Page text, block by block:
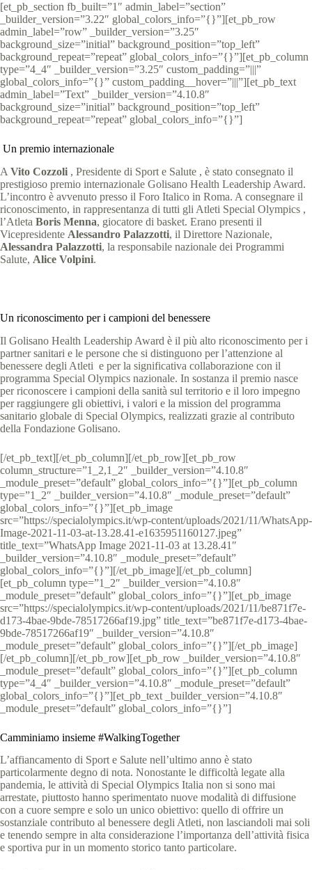
[et_pb_section fb_built=”1″ admin_label=”section”
_builder_version=”3.22″ global_colors_info=”{}”][et_pb_row
admin_label=”row” _builder_version=”3.25″
background_size=”initial” background_position=”top_left”
background_repeat=”repeat” global_colors_info=”{}”][et_pb_column
type=”4_4″ _builder_version=”3.25″ custom_padding=”|||”
global_colors_info=”{}” custom_padding__hover=”|||”][et_pb_text
admin_label=”Text” _builder_version=”4.10.8″
background_size=”initial” background_position=”top_left”
background_repeat=”repeat” global_colors_info=”{}”]
Un premio internazionale
A Vito Cozzoli , Presidente di Sport e Salute , è stato consegnato il
prestigioso premio internazionale Golisano Health Leadership Award.
L’incontro è avvenuto presso il Foro Italico in Roma. A consegnare il
riconoscimento, in rappresentanza di tutti gli Atleti Special Olympics ,
l’Atleta Boris Menna, giocatore di basket. Erano presenti il
Vicepresidente Alessandro Palazzotti, il Direttore Nazionale,
Alessandra Palazzotti, la responsabile nazionale dei Programmi
Salute, Alice Volpini.
Un riconoscimento per i campioni del benessere
Il Golisano Health Leadership Award è il più alto riconoscimento per i
partner sanitari e le persone che si distinguono per l’attenzione al
benessere degli Atleti e per la significativa collaborazione con il
programma Special Olympics nazionale. In sostanza il premio nasce
per riconoscere i campioni della sanità sul territorio e il loro impegno
per raggiungere gli obiettivi, i valori e la mission del programma
sanitario globale di Special Olympics, realizzati grazie al contributo
della Fondazione Golisano.
[/et_pb_text][/et_pb_column][/et_pb_row][et_pb_row
column_structure=”1_2,1_2″ _builder_version=”4.10.8″
_module_preset=”default” global_colors_info=”{}”][et_pb_column
type=”1_2″ _builder_version=”4.10.8″ _module_preset=”default”
global_colors_info=”{}”][et_pb_image
src=”https://specialolympics.it/wp-content/uploads/2021/11/WhatsApp-
Image-2021-11-03-at-13.28.41-e1635951160127.jpeg”
title_text=”WhatsApp Image 2021-11-03 at 13.28.41″
_builder_version=”4.10.8″ _module_preset=”default”
global_colors_info=”{}”][/et_pb_image][/et_pb_column]
[et_pb_column type=”1_2″ _builder_version=”4.10.8″
_module_preset=”default” global_colors_info=”{}”][et_pb_image
src=”https://specialolympics.it/wp-content/uploads/2021/11/be871f7e-
d173-4bae-9bde-78517266af19.jpg” title_text=”be871f7e-d173-4bae-
9bde-78517266af19″ _builder_version=”4.10.8″
_module_preset=”default” global_colors_info=”{}”][/et_pb_image]
[/et_pb_column][/et_pb_row][et_pb_row _builder_version=”4.10.8″
_module_preset=”default” global_colors_info=”{}”][et_pb_column
type=”4_4″ _builder_version=”4.10.8″ _module_preset=”default”
global_colors_info=”{}”][et_pb_text _builder_version=”4.10.8″
_module_preset=”default” global_colors_info=”{}”]
Camminiamo insieme #WalkingTogether
L’affiancamento di Sport e Salute nell’ultimo anno è stato
particolarmente degno di nota. Nonostante le difficoltà legate alla
pandemia, le attività di Special Olympics Italia non si sono mai
arrestate, piuttosto hanno sperimentato nuove modalità di diffusione
con a cuore sempre e solo un unico obiettivo: quello di offrire un
sostanziale contributo al benessere degli Atleti, non lasciandoli mai soli
e tenendo sempre in alta considerazione l’importanza dell’attività fisica
e sportiva pur in un momento storico tanto particolare.